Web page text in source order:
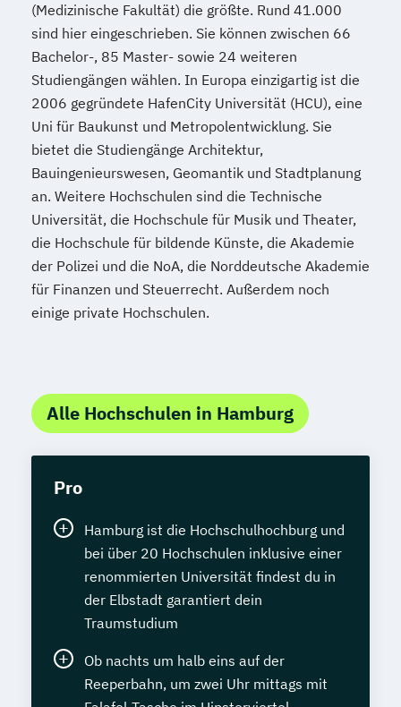
(Medizinische Fakultät) die größte. Rund 41.000
sind hier eingeschrieben. Sie können zwischen 66
Bachelor-, 85 Master- sowie 24 weiteren
Studiengängen wählen. In Europa einzigartig ist die
2006 gegründete HafenCity Universität (HCU), eine
Uni für Baukunst und Metropolentwicklung. Sie
bietet die Studiengänge Architektur,
Bauingenieurswesen, Geomantik und Stadtplanung
an. Weitere Hochschulen sind die Technische
Universität, die Hochschule für Musik und Theater,
die Hochschule für bildende Künste, die Akademie
der Polizei und die NoA, die Norddeutsche Akademie
für Finanzen und Steuerrecht. Außerdem noch
einige private Hochschulen.
Alle Hochschulen in Hamburg
Pro
Hamburg ist die Hochschulhochburg und
bei über 20 Hochschulen inklusive einer
renommierten Universität findest du in
der Elbstadt garantiert dein
Traumstudium
Ob nachts um halb eins auf der
Reeperbahn, um zwei Uhr mittags mit